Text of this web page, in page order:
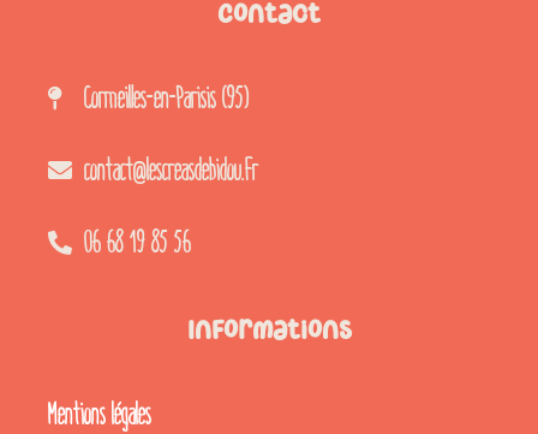
Contact
Cormeilles-en-Parisis (95)
contact@lescreasdebidou.fr
06 68 19 85 56
Informations
Mentions légales